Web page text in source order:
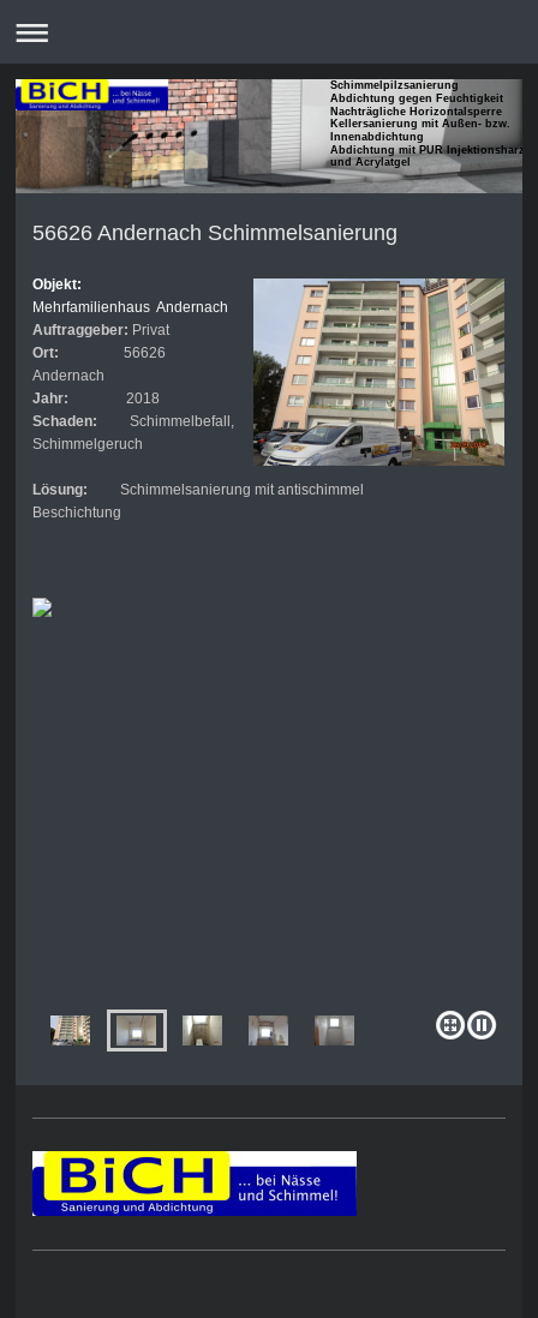
Schimmelpilzsanierung
Abdichtung gegen Feuchtigkeit
Nachträgliche Horizontalsperre
Kellersanierung mit Außen- bzw.
Innenabdichtung
Abdichtung mit PUR Injektionsharze
und Acrylatgel
56626 Andernach Schimmelsanierung
Objekt:
Mehrfamilienhaus Andernach
Auftraggeber: Privat
Ort:
56626
Andernach
Jahr:
2018
Schaden: Schimmelbefall,
Schimmelgeruch
Lösung: Schimmelsanierung mit antischimmel
Beschichtung